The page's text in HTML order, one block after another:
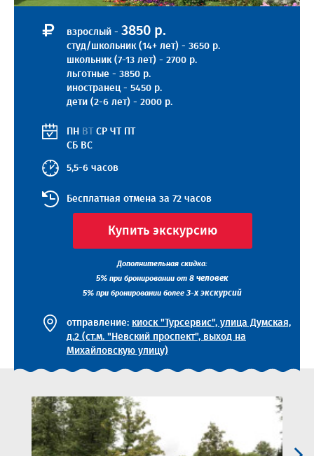
взрослый - 3850 р.
студ/школьник (14+ лет) - 3650 р.
школьник (7-13 лет) - 2700 р.
льготные - 3850 р.
иностранец - 5450 р.
дети (2-6 лет) - 2000 р.
ПН ВТ СР ЧТ
СБ ВС
5,5-6 часов
Бесплатная отмена за 72 часов
Купить экскурсию
Дополнительная скидка:
5% при бронировании от 8 человек
5% при бронировании более 3-х экскурсий
отправление: киоск "Турсервис", улица Думская,
д.2 (ст.м. "Невский проспект", выход на
Михайловскую улицу)